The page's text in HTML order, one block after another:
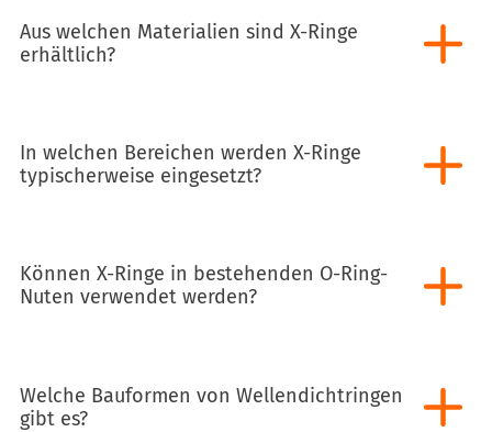
Aus welchen Materialien sind X-Ringe
erhältlich?
In welchen Bereichen werden X-Ringe
typischerweise eingesetzt?
Können X-Ringe in bestehenden O-Ring-
Nuten verwendet werden?
Welche Bauformen von Wellendichtringen
gibt es?